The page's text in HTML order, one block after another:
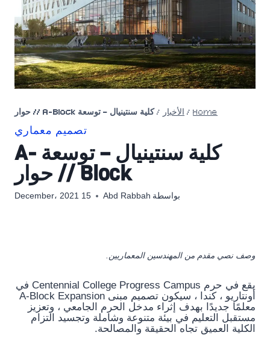
Home
/ الأخبار /كلية سنتينيال – توسعة A-Block // حوار
تصميم معماري
كلية سنتينيال – توسعة A-
Block // حوار
بواسطة Abd Rabbah 15 December، 2021
وصف نصي مقدم من المهندسين المعماريين.
يقع في حرم Centennial College Progress Campus في
أونتاريو ، كندا ، سيكون تصميم مبنى A-Block Expansion
معلمًا جديدًا بهدف إثراء مدخل الحرم الجامعي ، وتعزيز
مستقبل التعليم في بيئة متنوعة وشاملة وتجسيد التزام
الكلية العميق تجاه الحقيقة والمصالحة.